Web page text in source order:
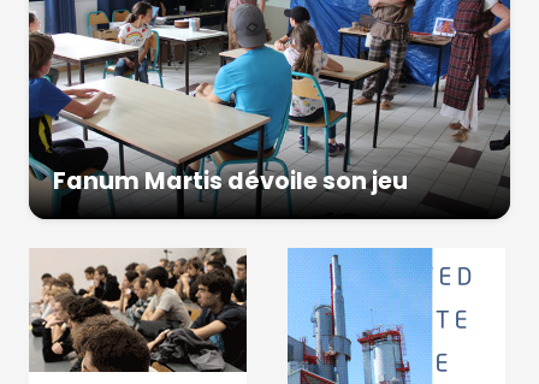
Fanum Martis dévoile son jeu